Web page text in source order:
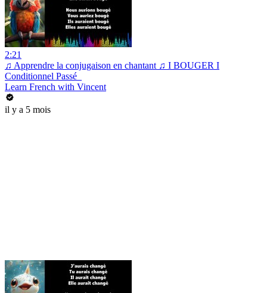
2:21
♫ Apprendre la conjugaison en chantant ♫ I BOUGER I
Conditionnel Passé_
Learn French with Vincent
il y a 5 mois